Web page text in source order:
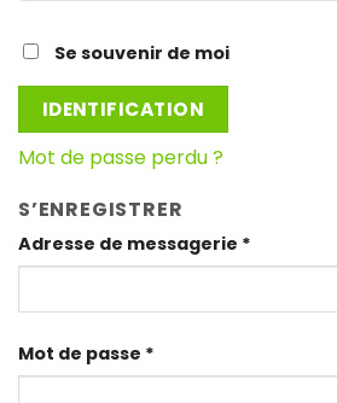
Se souvenir de moi
IDENTIFICATION
Mot de passe perdu ?
S’ENREGISTRER
Adresse de messagerie *
Mot de passe *